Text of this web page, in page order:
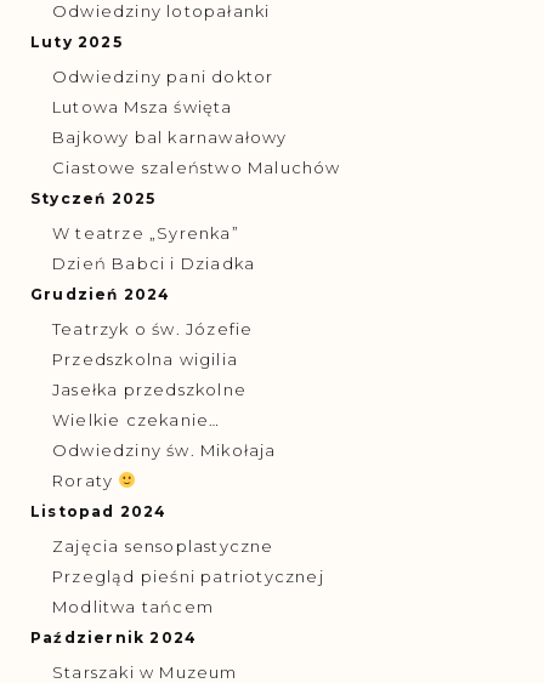
Odwiedziny lotopałanki
Luty 2025
Odwiedziny pani doktor
Lutowa Msza święta
Bajkowy bal karnawałowy
Ciastowe szaleństwo Maluchów
Styczeń 2025
W teatrze „Syrenka”
Dzień Babci i Dziadka
Grudzień 2024
Teatrzyk o św. Józefie
Przedszkolna wigilia
Jasełka przedszkolne
Wielkie czekanie…
Odwiedziny św. Mikołaja
Roraty
Listopad 2024
Zajęcia sensoplastyczne
Przegląd pieśni patriotycznej
Modlitwa tańcem
Październik 2024
Starszaki w Muzeum